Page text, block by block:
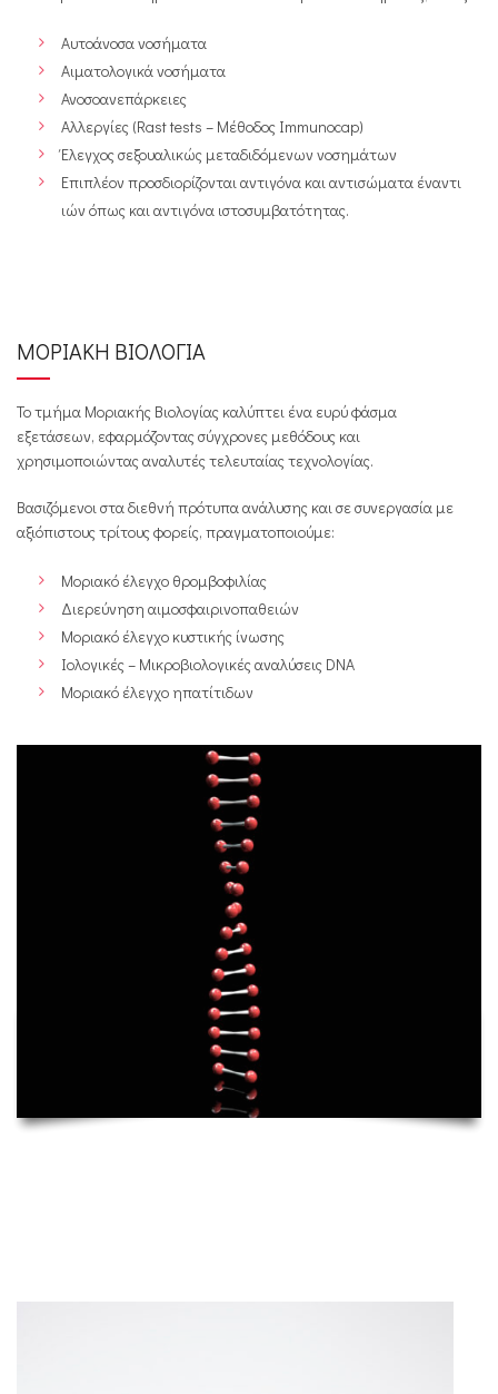
Αυτοάνοσα νοσήματα
Αιματολογικά νοσήματα
Ανοσοανεπάρκειες
Αλλεργίες (Rast tests – Μέθοδος Immunocap)
Έλεγχος σεξουαλικώς μεταδιδόμενων νοσημάτων
Επιπλέον προσδιορίζονται αντιγόνα και αντισώματα έναντι
ιών όπως και αντιγόνα ιστοσυμβατότητας.
ΜΟΡΙΑΚΗ ΒΙΟΛΟΓΙΑ
Το τμήμα Μοριακής Βιολογίας καλύπτει ένα ευρύ φάσμα
εξετάσεων, εφαρμόζοντας σύγχρονες μεθόδους και
χρησιμοποιώντας αναλυτές τελευταίας τεχνολογίας.
Βασιζόμενοι στα διεθνή πρότυπα ανάλυσης και σε συνεργασία με
αξιόπιστους τρίτους φορείς, πραγματοποιούμε:
Μοριακό έλεγχο θρομβοφιλίας
Διερεύνηση αιμοσφαιρινοπαθειών
Μοριακό έλεγχο κυστικής ίνωσης
Ιολογικές – Μικροβιολογικές αναλύσεις DNA
Μοριακό έλεγχο ηπατίτιδων